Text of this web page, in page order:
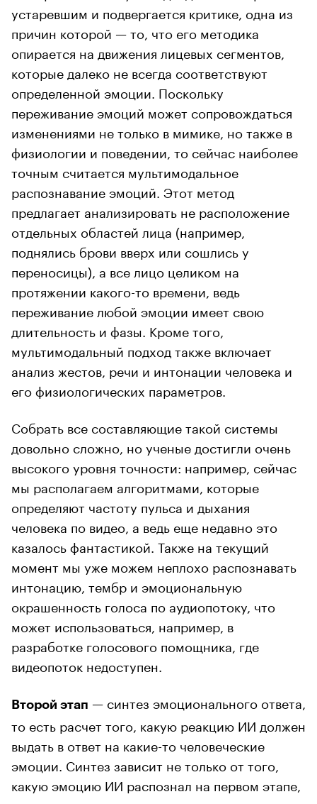
устаревшим и подвергается критике, одна из
причин которой — то, что его методика
опирается на движения лицевых сегментов,
которые далеко не всегда соответствуют
определенной эмоции. Поскольку
переживание эмоций может сопровождаться
изменениями не только в мимике, но также в
физиологии и поведении, то сейчас наиболее
точным считается мультимодальное
распознавание эмоций. Этот метод
предлагает анализировать не расположение
отдельных областей лица (например,
поднялись брови вверх или сошлись у
переносицы), а все лицо целиком на
протяжении какого-то времени, ведь
переживание любой эмоции имеет свою
длительность и фазы. Кроме того,
мультимодальный подход также включает
анализ жестов, речи и интонации человека и
его физиологических параметров.
Собрать все составляющие такой системы
довольно сложно, но ученые достигли очень
высокого уровня точности: например, сейчас
мы располагаем алгоритмами, которые
определяют частоту пульса и дыхания
человека по видео, а ведь еще недавно это
казалось фантастикой. Также на текущий
момент мы уже можем неплохо распознавать
интонацию, тембр и эмоциональную
окрашенность голоса по аудиопотоку, что
может использоваться, например, в
разработке голосового помощника, где
видеопоток недоступен.
Второй этап — синтез эмоционального ответа,
то есть расчет того, какую реакцию ИИ должен
выдать в ответ на какие-то человеческие
эмоции. Синтез зависит не только от того,
какую эмоцию ИИ распознал на первом этапе,